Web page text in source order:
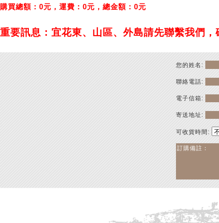
購買總額：0元，運費：0元，總金額：0元
重要訊息：宜花東、山區、外島請先聯繫我們
您的姓名:
聯絡電話:
電子信箱:
寄送地址:
可收貨時間: